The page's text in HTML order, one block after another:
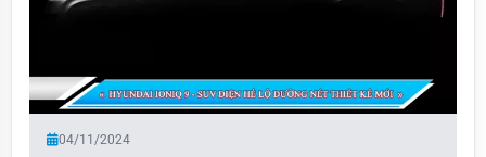
04/11/2024